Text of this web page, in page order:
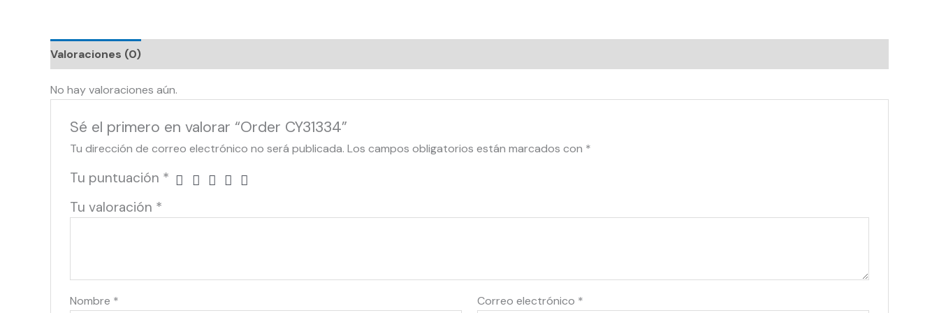
Valoraciones (0)
No hay valoraciones aún.
Sé el primero en valorar “Order CY31334”
Tu dirección de correo electrónico no será publicada. Los campos obligatorios están marcados con *
Tu puntuación *
Tu valoración *
Nombre * Correo electrónico *